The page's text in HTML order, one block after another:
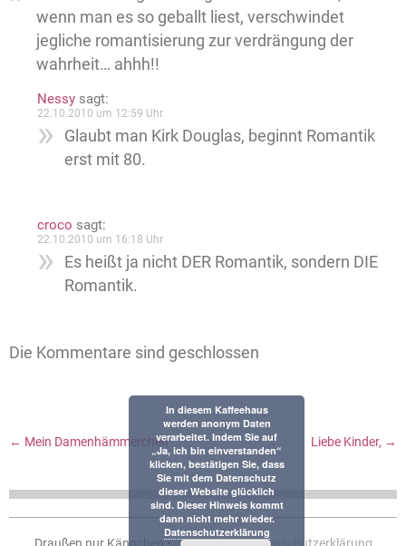
wenn man es so geballt liest, verschwindet
jegliche romantisierung zur verdrängung der
wahrheit… ahhh!!
Nessy sagt:
22.10.2010 um 12:59 Uhr
Glaubt man Kirk Douglas, beginnt Romantik
erst mit 80.
croco sagt:
22.10.2010 um 16:18 Uhr
Es heißt ja nicht DER Romantik, sondern DIE
Romantik.
Die Kommentare sind geschlossen
← Mein Damenhämmerchen Liebe Kinder, →
In diesem Kaffeehaus
werden anonym Daten
verarbeitet. Indem Sie auf
„Ja, ich bin einverstanden“
klicken, bestätigen Sie, dass
Sie mit dem Datenschutz
dieser Website glücklich
sind. Dieser Hinweis kommt
dann nicht mehr wieder.
Datenschutzerklärung